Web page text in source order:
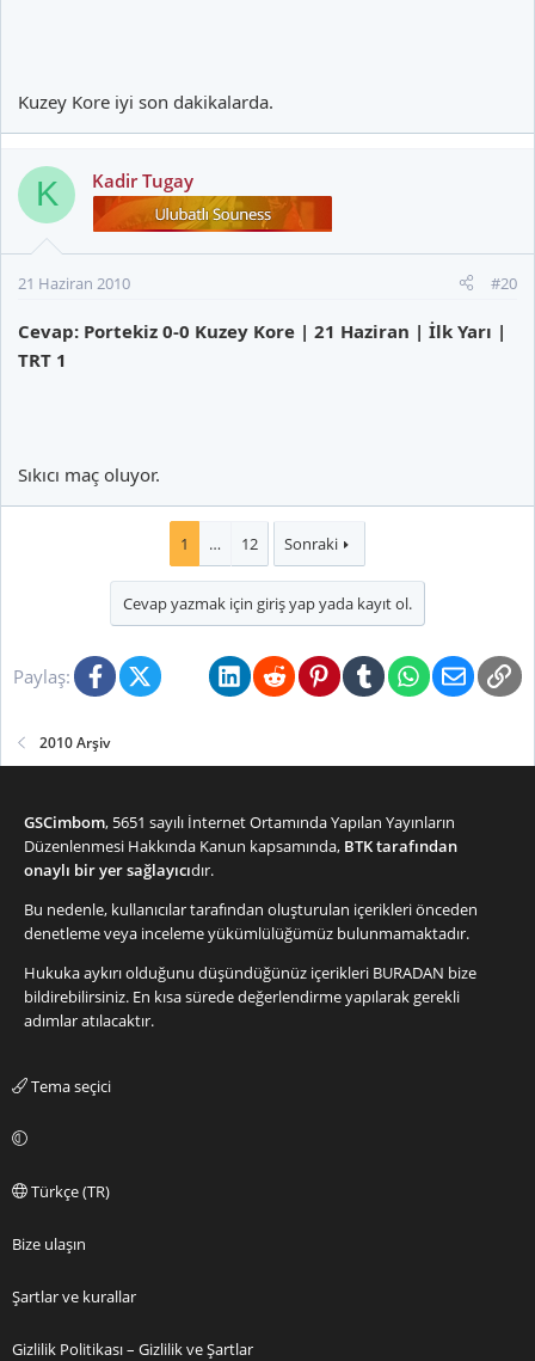
Kuzey Kore iyi son dakikalarda.
K Kadir Tugay
21 Haziran 2010 #20
Cevap: Portekiz 0-0 Kuzey Kore | 21 Haziran | İlk Yarı |
TRT 1
Sıkıcı maç oluyor.
1 … 12 Sonraki
Cevap yazmak için giriş yap yada kayıt ol.
Paylaş: FacebookX (Twitter)BlueskyLinkedInRedditPinterestTumblrWhatsApp
E-posta
2010 Arşiv
GSCimbom, 5651 sayılı İnternet Ortamında Yapılan Yayınların
Düzenlenmesi Hakkında Kanun kapsamında, BTK tarafından
onaylı bir yer sağlayıcıdır.
Bu nedenle, kullanıcılar tarafından oluşturulan içerikleri önceden
denetleme veya inceleme yükümlülüğümüz bulunmamaktadır.
Hukuka aykırı olduğunu düşündüğünüz içerikleri BURADAN bize
bildirebilirsiniz. En kısa sürede değerlendirme yapılarak gerekli
adımlar atılacaktır.
Tema seçici
Türkçe (TR)
Bize ulaşın
Şartlar ve kurallar
Gizlilik Politikası – Gizlilik ve Şartlar